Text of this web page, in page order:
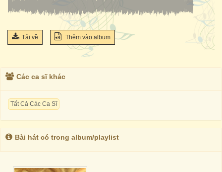
Tải về Thêm vào album
Các ca sĩ khác
Tất Cả Các Ca Sĩ
Bài hát có trong album/playlist